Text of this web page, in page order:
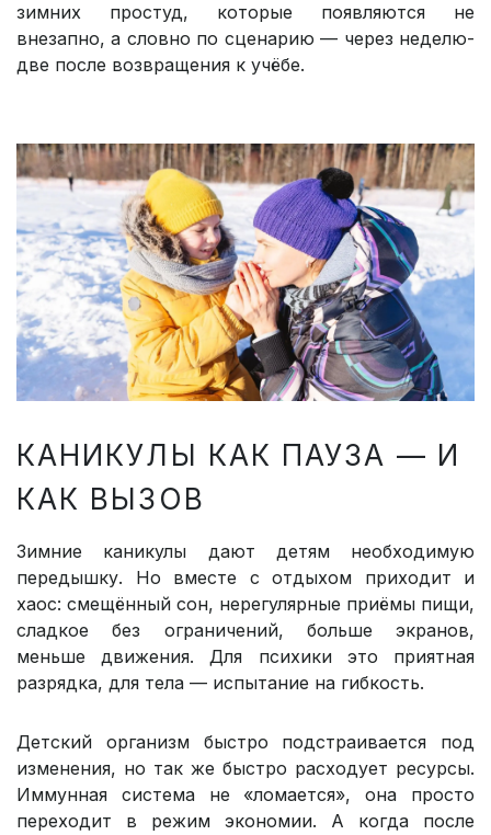
зимних простуд, которые появляются не
внезапно, а словно по сценарию — через неделю-
две после возвращения к учёбе.
КАНИКУЛЫ КАК ПАУЗА — И
КАК ВЫЗОВ
Зимние каникулы дают детям необходимую
передышку. Но вместе с отдыхом приходит и
хаос: смещённый сон, нерегулярные приёмы пищи,
сладкое без ограничений, больше экранов,
меньше движения. Для психики это приятная
разрядка, для тела — испытание на гибкость.
Детский организм быстро подстраивается под
изменения, но так же быстро расходует ресурсы.
Иммунная система не «ломается», она просто
переходит в режим экономии. А когда после